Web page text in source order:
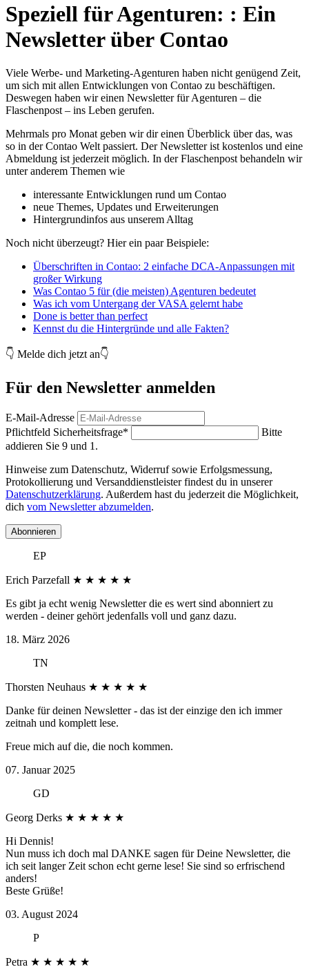
Speziell für Agenturen: : Ein
Newsletter über Contao
Viele Werbe- und Marketing-Agenturen haben nicht genügend Zeit,
um sich mit allen Entwicklungen von Contao zu beschäftigen.
Deswegen haben wir einen Newsletter für Agenturen – die
Flaschenpost – ins Leben gerufen.
Mehrmals pro Monat geben wir dir einen Überblick über das, was
so in der Contao Welt passiert. Der Newsletter ist kostenlos und eine
Abmeldung ist jederzeit möglich. In der Flaschenpost behandeln wir
unter anderem Themen wie
interessante Entwicklungen rund um Contao
neue Themes, Updates und Erweiterungen
Hintergrundinfos aus unserem Alltag
Noch nicht überzeugt? Hier ein paar Beispiele:
Überschriften in Contao: 2 einfache DCA-Anpassungen mit
großer Wirkung
Was Contao 5 für (die meisten) Agenturen bedeutet
Was ich vom Untergang der VASA gelernt habe
Done is better than perfect
Kennst du die Hintergründe und alle Fakten?
👇 Melde dich jetzt an👇
Für den Newsletter anmelden
E-Mail-Adresse
Pflichtfeld Sicherheitsfrage*
Bitte
addieren Sie 9 und 1.
Hinweise zum Datenschutz, Widerruf sowie Erfolgsmessung,
Protokollierung und Versanddienstleister findest du in unserer
Datenschutzerklärung. Außerdem hast du jederzeit die Möglichkeit,
dich vom Newsletter abzumelden.
Abonnieren
EP
Erich Parzefall ★ ★ ★ ★ ★
Es gibt ja echt wenig Newsletter die es wert sind abonniert zu
werden - deiner gehört jedenfalls voll und ganz dazu.
18. März 2026
TN
Thorsten Neuhaus ★ ★ ★ ★ ★
Danke für deinen Newsletter - das ist der einzige den ich immer
zeitnah und komplett lese.
Freue mich auf die, die noch kommen.
07. Januar 2025
GD
Georg Derks ★ ★ ★ ★ ★
Hi Dennis!
Nun muss ich doch mal DANKE sagen für Deine Newsletter, die
ich seit langer Zeit schon echt gerne lese! Sie sind so erfrischend
anders!
Beste Grüße!
03. August 2024
P
Petra ★ ★ ★ ★ ★